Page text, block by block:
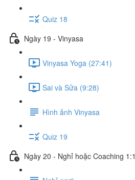
Quiz 18
Ngày 19 - Vinyasa
Vinyasa Yoga (27:41)
Sai và Sửa (9:28)
Hình ảnh Vinyasa
Quiz 19
Ngày 20 - Nghỉ hoặc Coaching 1:1